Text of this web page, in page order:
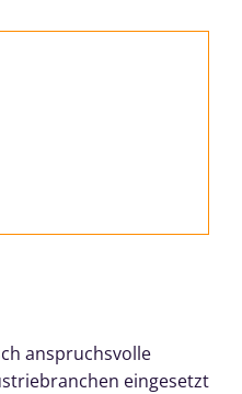
anspruchsvolle
eingesetzt